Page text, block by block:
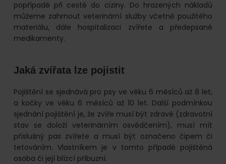
popřípadě při cestě do ciziny. Do hrazených nákladů
můžeme zahrnout veterinární služby včetně použitého
materiálu, dále hospitalizaci zvířete a předepsané
medikamenty.
Jaká zvířata lze pojistit
Pojištění se sjednává pro psy ve věku 6 měsíců až 8 let,
a kočky ve věku 6 měsíců až 10 let. Další podmínkou
sjednání pojištění je, že zvíře musí být zdravé (zdravotní
stav se doloží veterinárním osvědčením), musí mít
příslušný pas zvířete a musí být označeno čipem či
tetováním. Vlastníkem je v tomto případě pojištěná
osoba či její blízcí příbuzní.